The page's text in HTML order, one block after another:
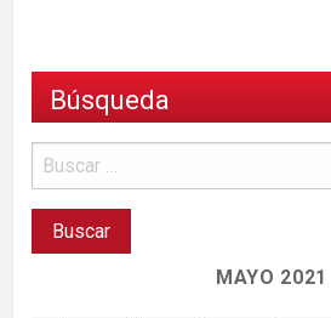
Búsqueda
MAYO 2021